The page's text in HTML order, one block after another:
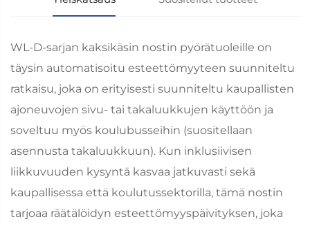
WL-D-sarjan kaksikäsin nostin pyörätuoleille on
täysin automatisoitu esteettömyyteen suunniteltu
ratkaisu, joka on erityisesti suunniteltu kaupallisten
ajoneuvojen sivu- tai takaluukkujen käyttöön ja
soveltuu myös koulubusseihin (suositellaan
asennusta takaluukkuun). Kun inklusiivisen
liikkuvuuden kysyntä kasvaa jatkuvasti sekä
kaupallisessa että koulutussektorilla, tämä nostin
tarjoaa räätälöidyn esteettömyyspäivityksen, joka